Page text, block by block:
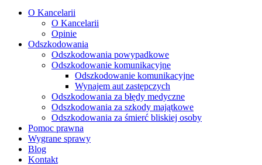
O Kancelarii
O Kancelarii
Opinie
Odszkodowania
Odszkodowania powypadkowe
Odszkodowanie komunikacyjne
Odszkodowanie komunikacyjne
Wynajem aut zastępczych
Odszkodowania za błędy medyczne
Odszkodowania za szkody majątkowe
Odszkodowania za śmierć bliskiej osoby
Pomoc prawna
Wygrane sprawy
Blog
Kontakt